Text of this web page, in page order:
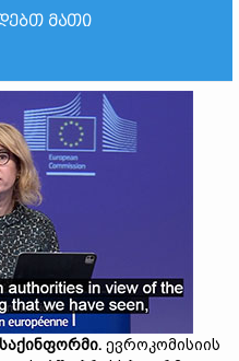
ᲛᲐᲗᲘ
საქინფორმი. ევროკომისიის